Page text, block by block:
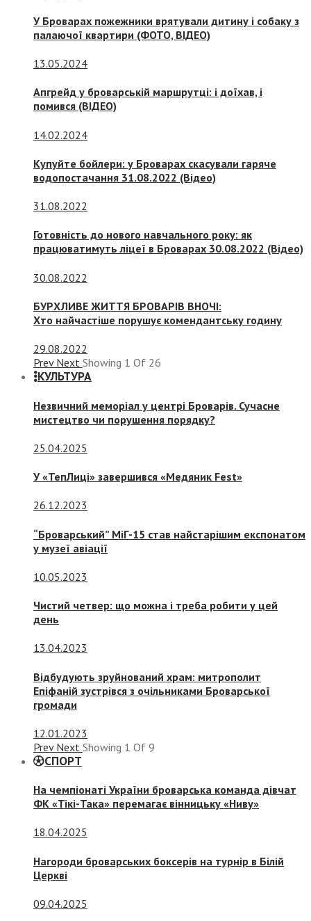
У Броварах пожежники врятували дитину і собаку з
палаючої квартири (ФОТО, ВІДЕО)
13.05.2024
Апгрейд у броварській маршрутці: і доїхав, і
помився (ВІДЕО)
14.02.2024
Купуйте бойлери: у Броварах скасували гаряче
водопостачання 31.08.2022 (Відео)
31.08.2022
Готовність до нового навчального року: як
працюватимуть ліцеї в Броварах 30.08.2022 (Відео)
30.08.2022
БУРХЛИВЕ ЖИТТЯ БРОВАРІВ ВНОЧІ:
Хто найчастіше порушує комендантську годину
29.08.2022
Prev Next Showing 1 Of 26
КУЛЬТУРА
Незвичний меморіал у центрі Броварів. Сучасне
мистецтво чи порушення порядку?
25.04.2025
У «ТепЛиці» завершився «Медяник Fest»
26.12.2023
“Броварський” МіГ-15 став найстарішим експонатом
у музеї авіації
10.05.2023
Чистий четвер: що можна і треба робити у цей
день
13.04.2023
Відбудують зруйнований храм: митрополит
Епіфаній зустрівся з очільниками Броварської
громади
12.01.2023
Prev Next Showing 1 Of 9
СПОРТ
На чемпіонаті України броварська команда дівчат
ФК «Тікі-Така» перемагає вінницьку «Ниву»
18.04.2025
Нагороди броварських боксерів на турнір в Білій
Церкві
09.04.2025